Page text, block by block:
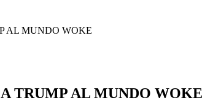
AL MUNDO WOKE
TRUMP AL MUNDO WOKE